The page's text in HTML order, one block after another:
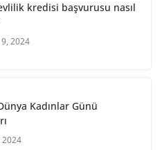
kredisi başvurusu nasıl
2024
Kadınlar Günü
2024